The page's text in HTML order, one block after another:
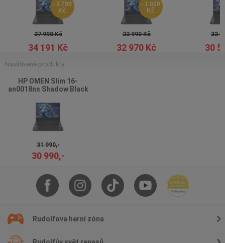
- 3 799
Kč
37 990 Kč
34 191 Kč
- 1 020
Kč
33 990 Kč
32 970 Kč
33
30
Navštívené produkty
HP OMEN Slim 16-
an0018ns Shadow Black
31 990,-
30 990,-
Rudolfova herní zóna